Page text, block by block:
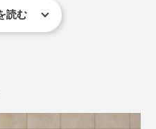
方向だけ長ければいいよ
う。
』なら真っ直ぐ持
視界が狭くなることもな
熱ストレスに気をつけて！〜
付き。3層構造の傘生地
率100％
読む